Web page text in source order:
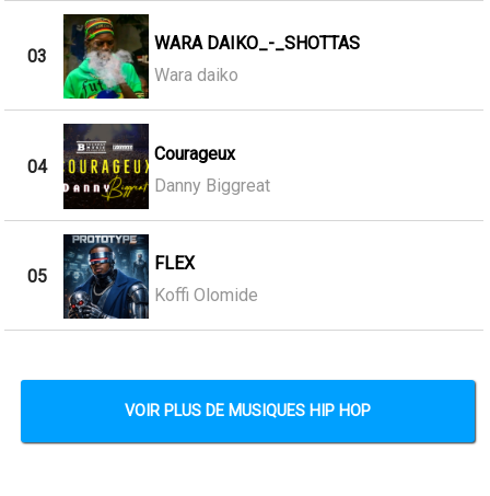
03
WARA DAIKO_-_SHOTTAS
Wara daiko
04
Courageux
Danny Biggreat
05
FLEX
Koffi Olomide
VOIR PLUS DE MUSIQUES HIP HOP